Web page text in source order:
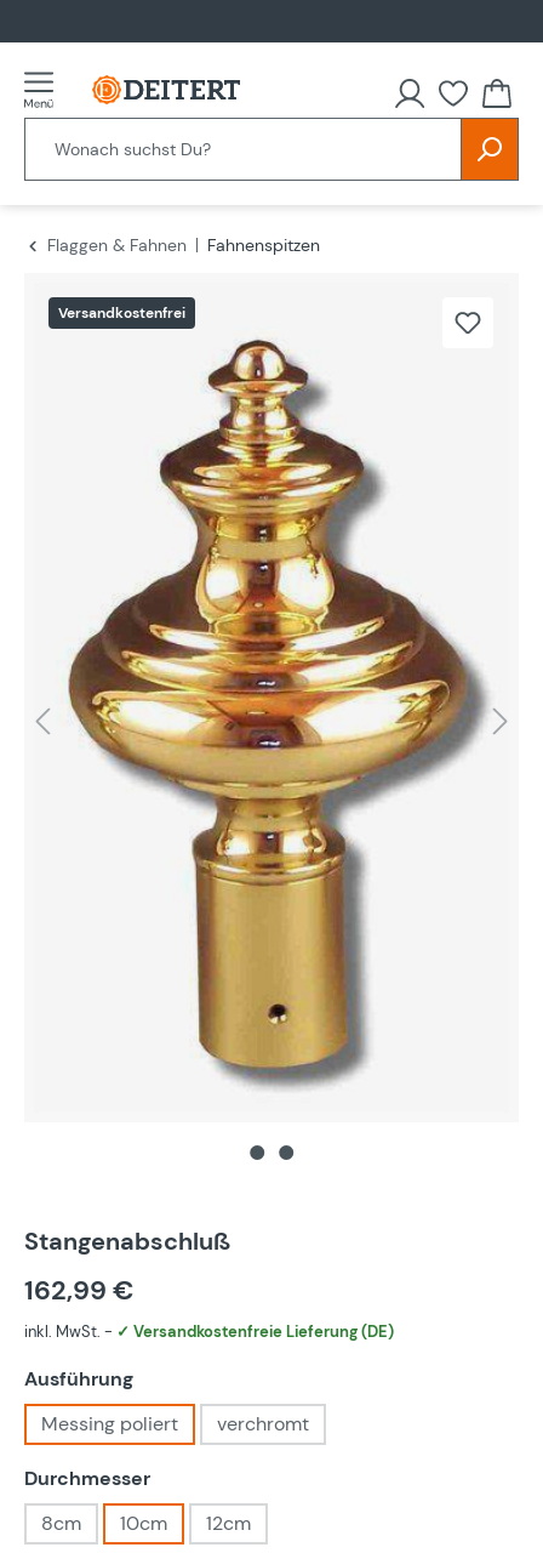
Flaggen & Fahnen
Fahnenspitzen
Versandkostenfrei
Stangenabschluß
162,99 €
inkl. MwSt. - ✓ Versandkostenfreie Lieferung (DE)
Ausführungauswählen
Messing poliert
verchromt
Durchmesserauswählen
8cm
10cm 12cm